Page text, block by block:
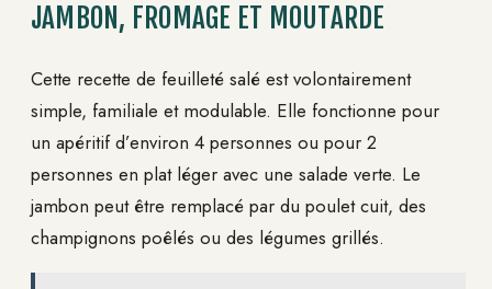
JAMBON, FROMAGE ET MOUTARDE
Cette recette de feuilleté salé est volontairement
simple, familiale et modulable. Elle fonctionne pour
un apéritif d’environ 4 personnes ou pour 2
personnes en plat léger avec une salade verte. Le
jambon peut être remplacé par du poulet cuit, des
champignons poêlés ou des légumes grillés.